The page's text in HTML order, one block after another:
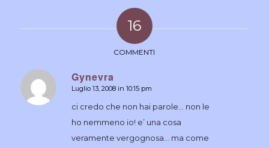
16
COMMENTI
Gynevra
dice:
Luglio 13, 2008 in 10:15 pm
ci credo che non hai parole… non le
ho nemmeno io! e’ una cosa
veramente vergognosa… ma come